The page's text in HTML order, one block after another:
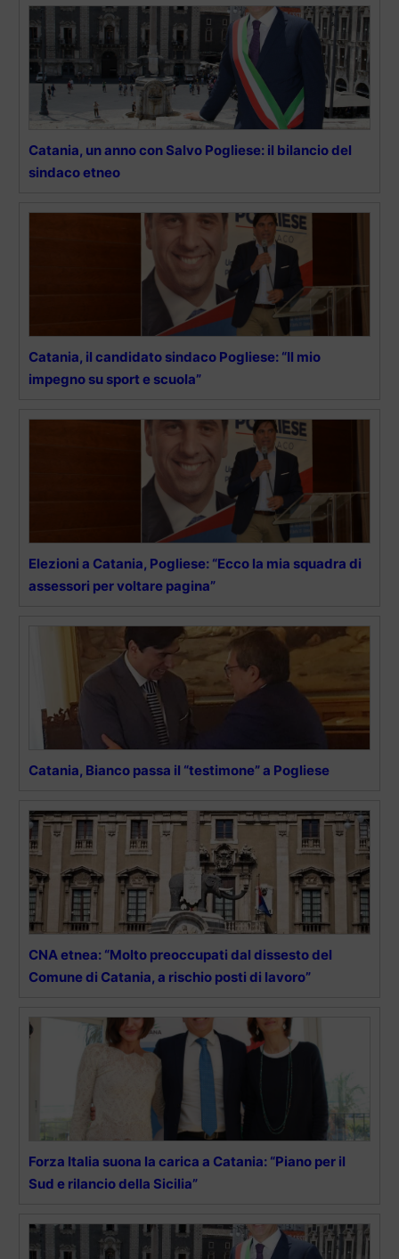
Catania, un anno con Salvo Pogliese: il bilancio del
sindaco etneo
Catania, il candidato sindaco Pogliese: “Il mio
impegno su sport e scuola”
Elezioni a Catania, Pogliese: “Ecco la mia squadra di
assessori per voltare pagina”
Catania, Bianco passa il “testimone” a Pogliese
CNA etnea: “Molto preoccupati dal dissesto del
Comune di Catania, a rischio posti di lavoro”
Forza Italia suona la carica a Catania: “Piano per il
Sud e rilancio della Sicilia”